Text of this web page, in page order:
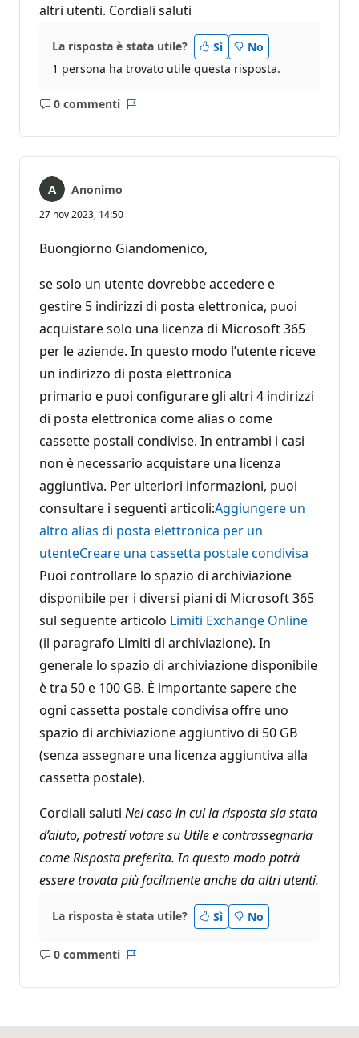
altri utenti. Cordiali saluti
La risposta è stata utile? Sì
No
1 persona ha trovato utile questa risposta.
0 commenti
Nessun
Anonimo
27 nov 2023, 14:50
Buongiorno Giandomenico,
se solo un utente dovrebbe accedere e
gestire 5 indirizzi di posta elettronica, puoi
acquistare solo una licenza di Microsoft 365
per le aziende. In questo modo l’utente riceve
un indirizzo di posta elettronica
primario e puoi configurare gli altri 4 indirizzi
di posta elettronica come alias o come
cassette postali condivise. In entrambi i casi
non è necessario acquistare una licenza
aggiuntiva. Per ulteriori informazioni, puoi
consultare i seguenti articoli:Aggiungere un
altro alias di posta elettronica per un
utenteCreare una cassetta postale condivisa
Puoi controllare lo spazio di archiviazione
disponibile per i diversi piani di Microsoft 365
sul seguente articolo Limiti Exchange Online
(il paragrafo Limiti di archiviazione). In
generale lo spazio di archiviazione disponibile
è tra 50 e 100 GB. È importante sapere che
ogni cassetta postale condivisa offre uno
spazio di archiviazione aggiuntivo di 50 GB
(senza assegnare una licenza aggiuntiva alla
cassetta postale).
Cordiali saluti Nel caso in cui la risposta sia stata
d’aiuto, potresti votare su Utile e contrassegnarla
come Risposta preferita. In questo modo potrà
essere trovata più facilmente anche da altri utenti.
La risposta è stata utile? Sì No
0 commenti
Nessun